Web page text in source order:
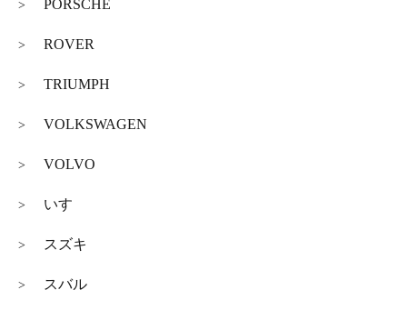
> PORSCHE
> ROVER
> TRIUMPH
> VOLKSWAGEN
> VOLVO
> いすゞ
> スズキ
> スバル